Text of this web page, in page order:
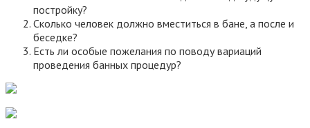
постройку?
Сколько человек должно вместиться в бане, а после и
беседке?
Есть ли особые пожелания по поводу вариаций
проведения банных процедур?